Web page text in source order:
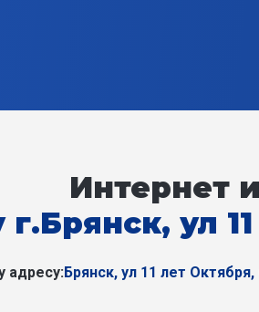
Интернет
ул
адресу: Брянск, ул 11 лет Октября,